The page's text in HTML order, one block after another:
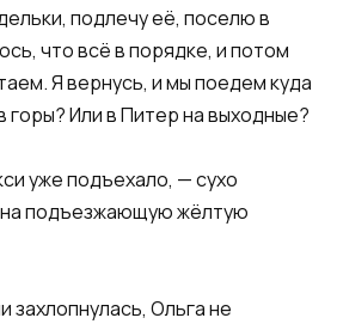
подлечу её, поселю в
что всё в порядке, и потом
Я вернусь, и мы поедем куда
горы? Или в Питер на выходные?
уже подъехало, — сухо
на подъезжающую жёлтую
захлопнулась, Ольга не